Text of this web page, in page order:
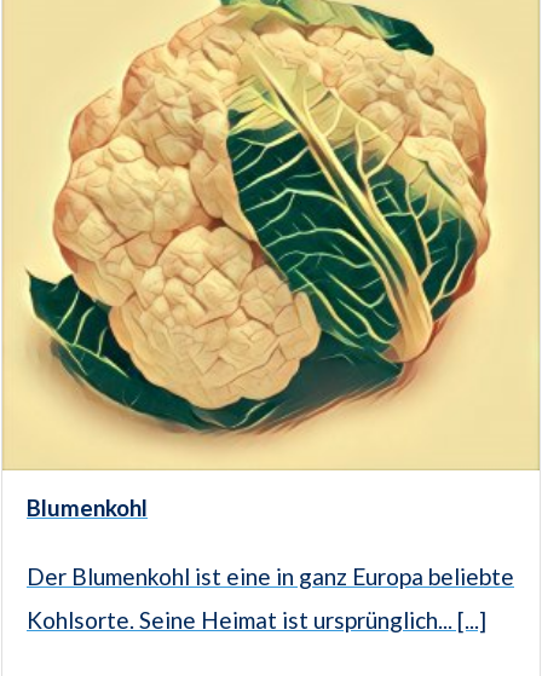
Blumenkohl
Der Blumenkohl ist eine in ganz Europa beliebte
Kohlsorte. Seine Heimat ist ursprünglich... [...]